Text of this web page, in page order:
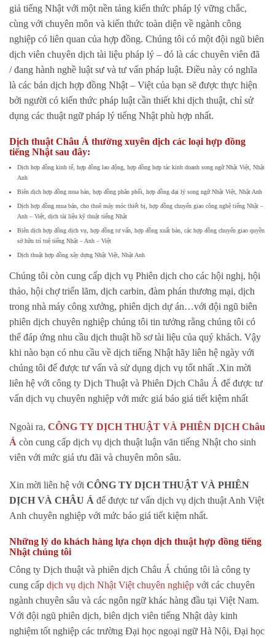
giả tiếng Nhật với một nền tảng kiến thức pháp lý vững chắc,
cùng với chuyên môn và kiến thức toàn diện về ngành công
nghiệp có liên quan của hợp đồng. Chúng tôi có một đội ngũ biên
dịch viên chuyên dịch tài liệu pháp lý – đó là các chuyên viên đã
/ đang hành nghề luật sư và tư vấn pháp luật. Điều này có nghĩa
là các bản dịch hợp đồng Nhật – Việt của bạn sẽ được thực hiện
bởi người có kiến thức pháp luật cần thiết khi dịch thuật, chỉ sử
dụng các thuật ngữ pháp lý tiếng Nhật phù hợp nhất.
Dịch thuật Châu Á thường xuyên dịch các loại hợp đồng
tiếng Nhật sau đây:
Dịch hợp đồng kinh tế, hợp đồng lao động, hợp đồng hợp tác kinh doanh song ngữ Nhật Việt, Nhật
Anh
Biên dịch hợp đồng mua bán, hợp đồng phân phối, hợp đồng đại lý song ngữ Nhật Việt, Nhật Anh
Dịch hợp đồng mua bán, cho thuê máy móc thiết bị, hợp đồng chuyển giao công nghệ tiếng Nhật –
Anh – Việt, dịch tài liệu kỹ thuật tiếng Nhật
Biên dịch hợp đồng dịch vụ, hợp đồng tư vấn, hợp đồng xuất bản, các hợp đồng chuyển giao quyền
sở hữu trí tuệ tiếng Nhật – Anh – Việt
Dịch thuật hợp đồng xây dựng Nhật Việt, Nhật Anh
Chúng tôi còn cung cấp dịch vụ Phiên dịch cho các hội nghị, hội
thảo, hội chợ triển lãm, dịch carbin, đàm phán thương mại, dịch
trong nhà máy công xưởng, phiên dịch dự án…với đội ngũ biên
phiên dịch chuyên nghiệp chúng tôi tin tưởng rằng chúng tôi có
thể đáp ứng nhu cầu dịch thuật hồ sơ tài liệu của quý khách. Vậy
khi nào bạn có nhu cầu về dịch tiếng Nhật hãy liên hệ ngày với
chúng tôi để được tư vấn và sử dụng dịch vụ tốt nhất .Xin mời
liên hệ với công ty Dịch Thuật và Phiên Dịch Châu Á để được tư
vấn dịch vụ chuyên nghiệp với mức giá báo giá tiết kiệm nhất
Ngoài ra, CÔNG TY DỊCH THUẬT VÀ PHIÊN DỊCH Châu
Á còn cung cấp dịch vụ dịch thuật luận văn tiếng Nhật cho sinh
viên với mức giá ưu đãi và chuyên môn sâu.
Xin mời liên hệ với CÔNG TY DỊCH THUẬT VÀ PHIÊN
DỊCH VÀ CHÂU Á để được tư vấn dịch vụ dịch thuật Anh Việt
Anh chuyên nghiệp với mức báo giá tiết kiệm nhất.
Những lý do khách hàng lựa chọn dịch thuật hợp đồng tiếng
Nhật chúng tôi
Công ty Dịch thuật và phiên dịch Châu Á chúng tôi là công ty
cung cấp dịch vụ dịch Nhật Việt chuyên nghiệp với các chuyên
ngành chuyên sâu và các ngôn ngữ khác hàng đầu tại Việt Nam.
Với đội ngũ phiên dịch, biên dịch viên tiếng Nhật dày kinh
nghiệm tốt nghiệp các trường Đại học ngoại ngữ Hà Nội, Đại học